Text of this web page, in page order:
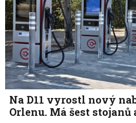
Na D11 vyrostl nový
Orlenu. Má šest stojanů